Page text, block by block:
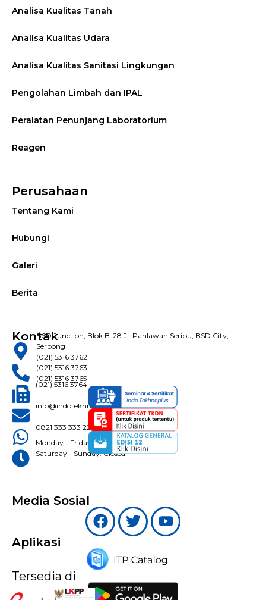
Analisa Kualitas Tanah
Analisa Kualitas Udara
Analisa Kualitas Sanitasi Lingkungan
Pengolahan Limbah dan IPAL
Peralatan Penunjang Laboratorium
Reagen
Perusahaan
Tentang Kami
Hubungi
Galeri
Berita
KontakBSD Junction, Blok B-28 Jl. Pahlawan Seribu, BSD City,
Serpong
(021) 5316 3762
(021) 5316 3763
(021) 5316 3765
(021) 5316 3764
info@indotekhnoplus.com
0821 333 333 22
Monday - Friday: 08:30 - 16:30 WIB
Saturday - Sunday: Closed
Media Sosial
Aplikasi
Tersedia di